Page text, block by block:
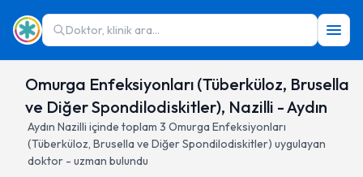
Doktor, klinik ara...
Omurga Enfeksiyonları (Tüberküloz, Brusella
ve Diğer Spondilodiskitler), Nazilli - Aydın
Aydın Nazilli içinde toplam 3 Omurga Enfeksiyonları
(Tüberküloz, Brusella ve Diğer Spondilodiskitler) uygulayan
doktor - uzman bulundu